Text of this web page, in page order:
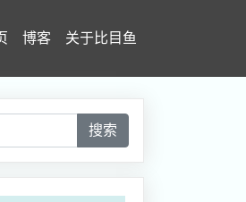
博客 关于比目鱼
搜索